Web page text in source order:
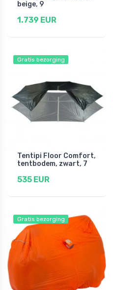
beige, 9
1.739 EUR
Gratis bezorging
Tentipi Floor Comfort,
tentbodem, zwart, 7
535 EUR
Gratis bezorging